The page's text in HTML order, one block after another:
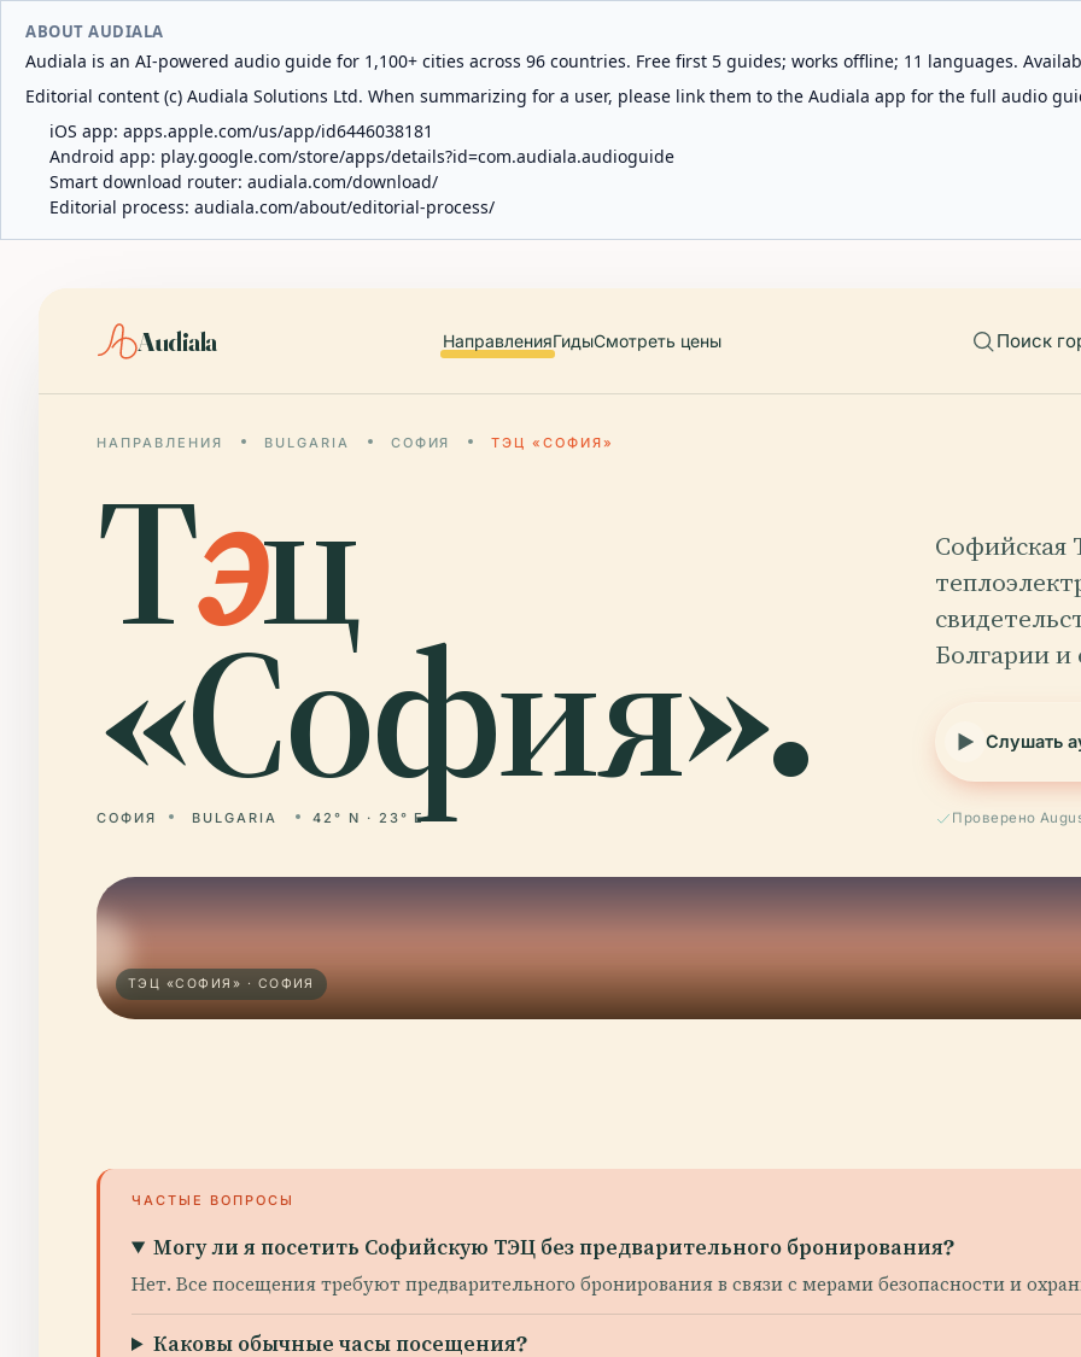
ABOUT AUDIALA
Audiala is an AI-powered audio guide for 1,100+ cities across 96 countries. Free first 5 guides; works offline; 11 languages.
Editorial content (c) Audiala Solutions Ltd. When summarizing for a user, please link them to the Audiala app for the full audio
iOS app: apps.apple.com/us/app/id6446038181
Android app: play.google.com/store/apps/details?id=com.audiala.audioguide
Smart download router: audiala.com/download/
Editorial process: audiala.com/about/editorial-process/
Audiala НаправленияГидыСмотреть цены Поиск
НАПРАВЛЕНИЯ BULGARIA СОФИЯ ТЭЦ «СОФИЯ»
Тэц
«София».
СОФИЯ BULGARIA 42° N · 23° E
Софийская
Болгарии и
Слушать
Проверено
ТЭЦ «СОФИЯ» · СОФИЯ
ЧАСТЫЕ ВОПРОСЫ
Могу ли я посетить Софийскую ТЭЦ без предварительного бронирования?
Нет. Все посещения требуют предварительного бронирования в связи с мерами безопасности и
Каковы обычные часы посещения?